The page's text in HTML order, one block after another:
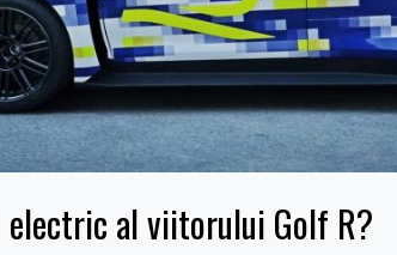
electric al viitorului Golf R?